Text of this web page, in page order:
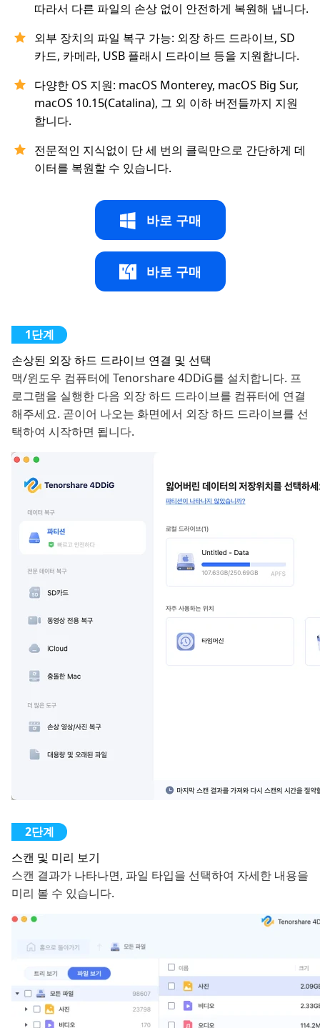
따라서 다른 파일의 손상 없이 안전하게 복원해 냅니다.
외부 장치의 파일 복구 가능: 외장 하드 드라이브, SD
카드, 카메라, USB 플래시 드라이브 등을 지원합니다.
다양한 OS 지원: macOS Monterey, macOS Big Sur,
macOS 10.15(Catalina), 그 외 이하 버전들까지 지원
합니다.
전문적인 지식없이 단 세 번의 클릭만으로 간단하게 데
이터를 복원할 수 있습니다.
바로 구매
바로 구매
손상된 외장 하드 드라이브 연결 및 선택
맥/윈도우 컴퓨터에 Tenorshare 4DDiG를 설치합니다. 프
로그램을 실행한 다음 외장 하드 드라이브를 컴퓨터에 연결
해주세요. 곧이어 나오는 화면에서 외장 하드 드라이브를 선
택하여 시작하면 됩니다.
스캔 및 미리 보기
스캔 결과가 나타나면, 파일 타입을 선택하여 자세한 내용을
미리 볼 수 있습니다.